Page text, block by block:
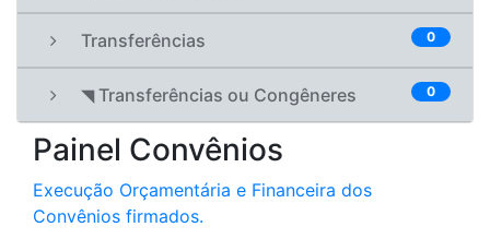
Transferências 0
◥ Transferências ou Congêneres 0
Painel Convênios
Execução Orçamentária e Financeira dos
Convênios firmados.